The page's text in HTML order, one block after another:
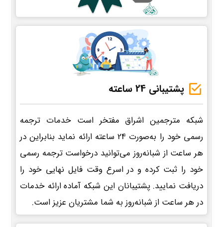
پشتیبانی 24 ساعته
شبکه مترجمین اشراق مفتخر است خدمات ترجمه
رسمی خود را به‌صورت 24 ساعته ارائه نماید بنابراین در
هر ساعت از شبانه‌روز می‌توانید درخواست ترجمه رسمی
خود را ثبت کرده و در اسرع وقت فایل نهایی خود را
دریافت نمایید. پشتیبانان این شبکه آماده ارائه خدمات
در هر ساعت از شبانه‌روز به شما مشتریان عزیز است.